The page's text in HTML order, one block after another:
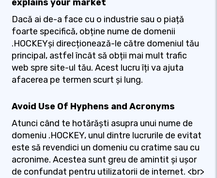
explains your market
Dacă ai de-a face cu o industrie sau o piață
foarte specifică, obține nume de domenii
.HOCKEYși direcționează-le către domeniul tău
principal, astfel încât să obții mai mult trafic
web spre site-ul tău. Acest lucru îți va ajuta
afacerea pe termen scurt și lung.
Avoid Use Of Hyphens and Acronyms
Atunci când te hotărăști asupra unui nume de
domeniu .HOCKEY, unul dintre lucrurile de evitat
este să revendici un domeniu cu cratime sau cu
acronime. Acestea sunt greu de amintit și ușor
de confundat pentru utilizatorii de internet. <br>